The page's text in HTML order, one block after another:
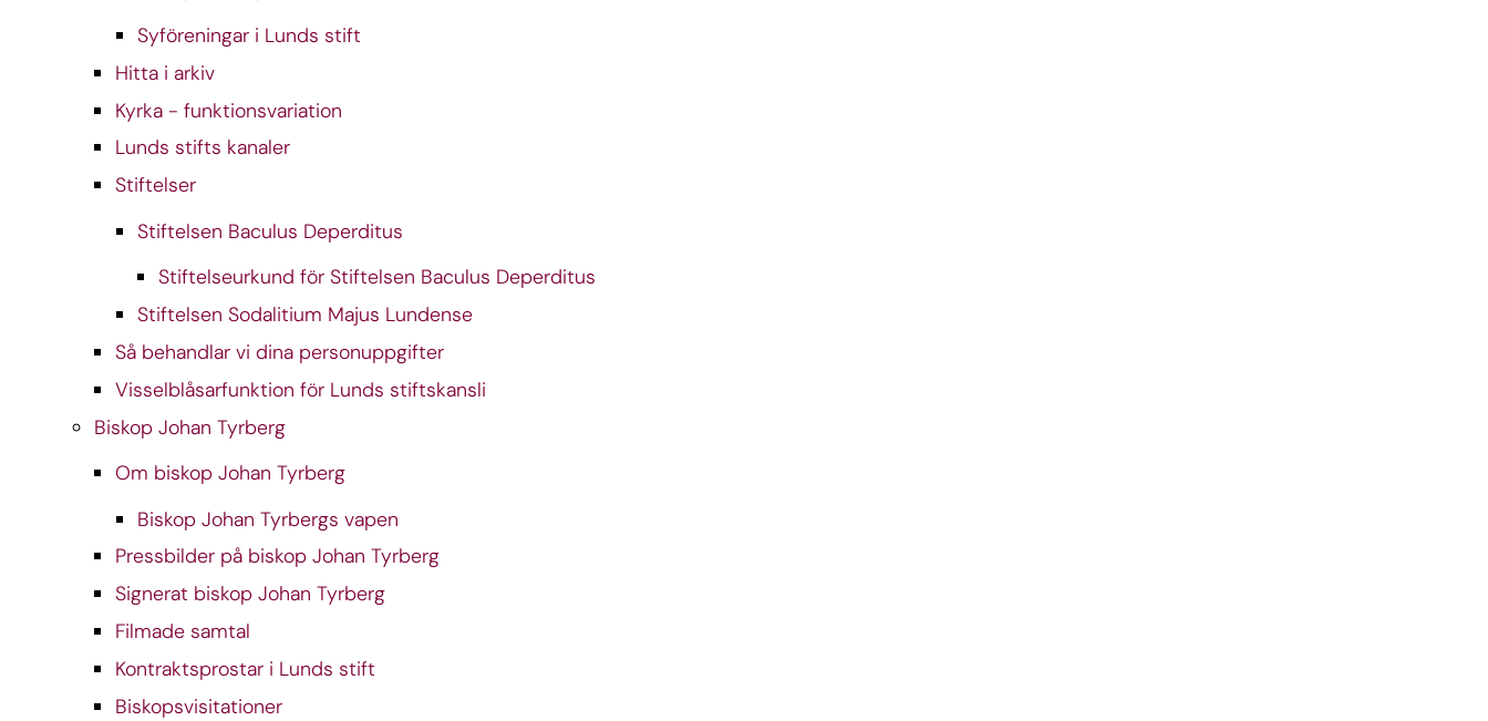
Syföreningar i Lunds stift
Hitta i arkiv
Kyrka - funktionsvariation
Lunds stifts kanaler
Stiftelser
Stiftelsen Baculus Deperditus
Stiftelseurkund för Stiftelsen Baculus Deperditus
Stiftelsen Sodalitium Majus Lundense
Så behandlar vi dina personuppgifter
Visselblåsarfunktion för Lunds stiftskansli
Biskop Johan Tyrberg
Om biskop Johan Tyrberg
Biskop Johan Tyrbergs vapen
Pressbilder på biskop Johan Tyrberg
Signerat biskop Johan Tyrberg
Filmade samtal
Kontraktsprostar i Lunds stift
Biskopsvisitationer